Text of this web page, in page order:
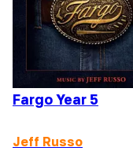
Fargo Year 5
Jeff Russo